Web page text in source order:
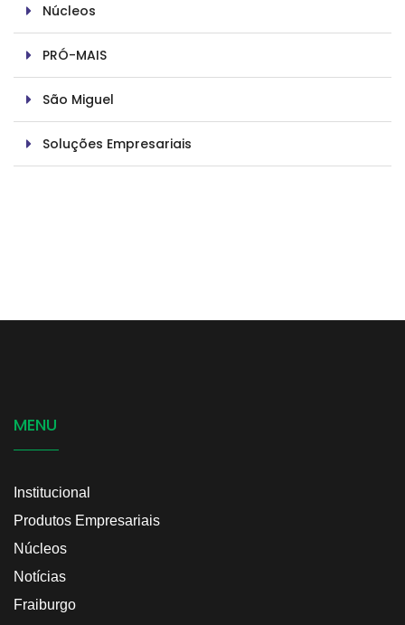
Núcleos
PRÓ-MAIS
São Miguel
Soluções Empresariais
MENU
Institucional
Produtos Empresariais
Núcleos
Notícias
Fraiburgo